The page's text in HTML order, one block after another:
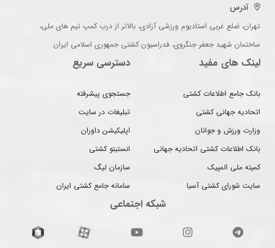
آدرس
تهران، ضلع غربی استادیوم ورزشی آزادی، بالاتر از درب کمپ تیم های ملی،
ساختمان شهید جعفر جنگروی، فدراسیون کشتی جمهوری اسلامی ایران
لینک های مفید
بانک جامع اطلاعات کشتی
اتحادیه جهانی کشتی
وزارت ورزش و جوانان
بانک اطلاعات کشتی اتحادیه جهانی
کمیته ملی المپیک
سایت شورای کشتی آسیا
دسترسی سریع
جستجوی پیشرفته
تبلیغات در سایت
اپلیکیشن داوران
انستیتو کشتی
سازمان لیگ
سامانه جامع کشتی ایران
شبکه اجتماعی